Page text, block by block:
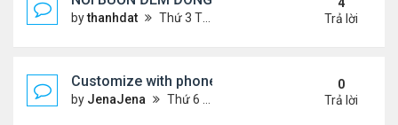
bythanhdat Thứ 3 Tháng 12 24, 2024 9:44 am
Trả lời
Customize with phone ringtones
by JenaJena Thứ 6 Tháng 1 03, 2025 1:20 am
0
Trả lời